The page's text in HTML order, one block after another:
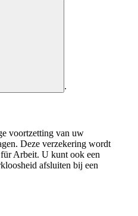
.
voortzetting van uw
Deze verzekering wordt
Arbeit. U kunt ook een
afsluiten bij een